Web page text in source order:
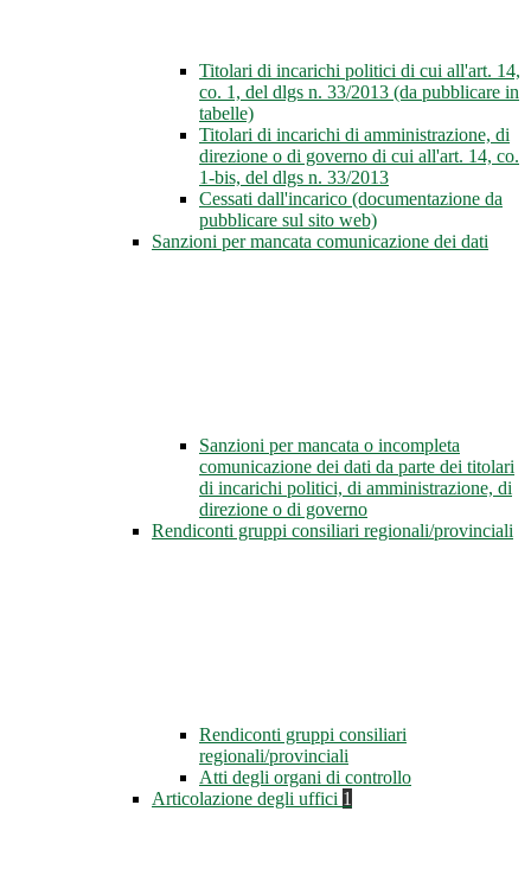
Titolari di incarichi politici di cui all'art. 14,
co. 1, del dlgs n. 33/2013 (da pubblicare in
tabelle)
Titolari di incarichi di amministrazione, di
direzione o di governo di cui all'art. 14, co.
1-bis, del dlgs n. 33/2013
Cessati dall'incarico (documentazione da
pubblicare sul sito web)
Sanzioni per mancata comunicazione dei dati
Sanzioni per mancata o incompleta
comunicazione dei dati da parte dei titolari
di incarichi politici, di amministrazione, di
direzione o di governo
Rendiconti gruppi consiliari regionali/provinciali
Rendiconti gruppi consiliari
regionali/provinciali
Atti degli organi di controllo
Articolazione degli uffici 1